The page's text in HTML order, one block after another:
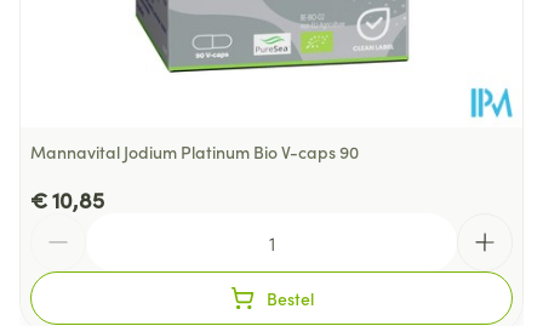
Mannavital Jodium Platinum Bio V-caps 90
€ 10,85
Bestel